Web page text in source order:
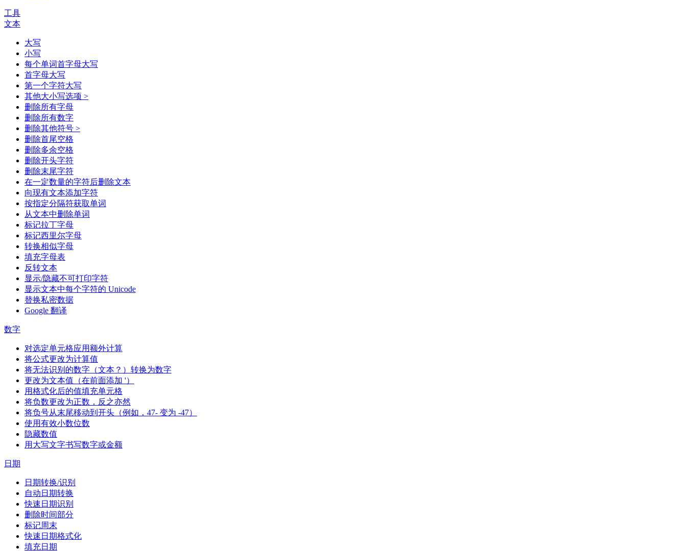
工具
文本
大写
小写
每个单词首字母大写
首字母大写
第一个字符大写
其他大小写选项 >
删除所有字母
删除所有数字
删除其他符号 >
删除首尾空格
删除多余空格
删除开头字符
删除末尾字符
在一定数量的字符后删除文本
向现有文本添加字符
按指定分隔符获取单词
从文本中删除单词
标记拉丁字母
标记西里尔字母
转换相似字母
填充字母表
反转文本
显示/隐藏不可打印字符
显示文本中每个字符的 Unicode
替换私密数据
Google 翻译
数字
对选定单元格应用额外计算
将公式更改为计算值
将无法识别的数字（文本？）转换为数字
更改为文本值（在前面添加 '）
用格式化后的值填充单元格
将负数更改为正数，反之亦然
将负号从末尾移动到开头（例如，47- 变为 -47）
使用有效小数位数
隐藏数值
用大写文字书写数字或金额
日期
日期转换/识别
自动日期转换
快速日期识别
删除时间部分
标记周末
快速日期格式化
填充日期